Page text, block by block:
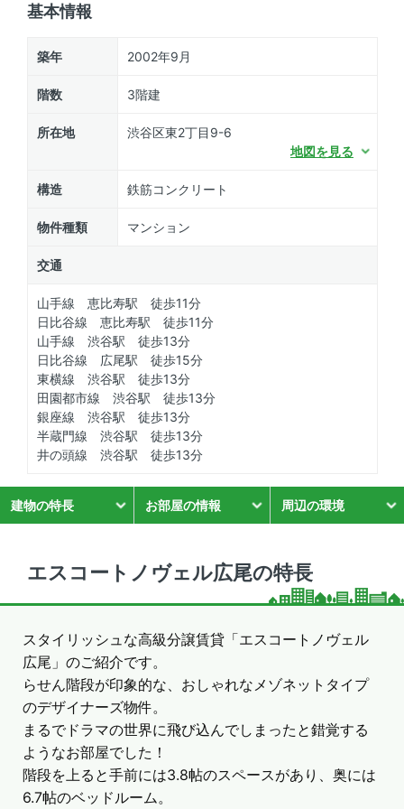
基本情報
築年 2002年9月
階数 3階建
所在地
渋谷区東2丁目9-6
地図を見る
構造 鉄筋コンクリート
物件種類 マンション
交通
山手線 恵比寿駅 徒歩11分
日比谷線 恵比寿駅 徒歩11分
山手線 渋谷駅 徒歩13分
日比谷線 広尾駅 徒歩15分
東横線 渋谷駅 徒歩13分
田園都市線 渋谷駅 徒歩13分
銀座線 渋谷駅 徒歩13分
半蔵門線 渋谷駅 徒歩13分
井の頭線 渋谷駅 徒歩13分
建物の特長 お部屋の情報 周辺の環境
エスコートノヴェル広尾の特長
スタイリッシュな高級分譲賃貸「エスコートノヴェル
広尾」のご紹介です。
らせん階段が印象的な、おしゃれなメゾネットタイプ
のデザイナーズ物件。
まるでドラマの世界に飛び込んでしまったと錯覚する
ようなお部屋でした！
階段を上ると手前には3.8帖のスペースがあり、奥には
6.7帖のベッドルーム。